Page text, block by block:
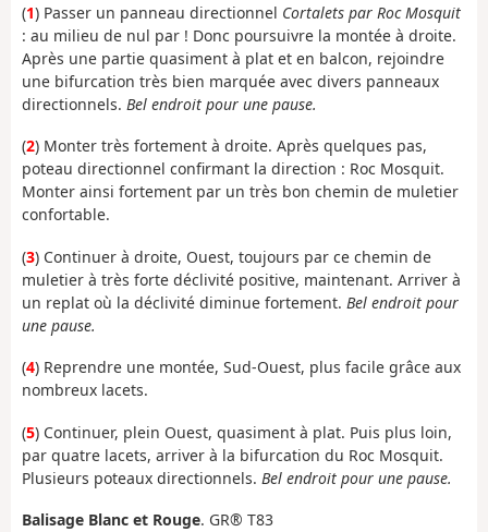
(1) Passer un panneau directionnel Cortalets par Roc Mosquit
: au milieu de nul par ! Donc poursuivre la montée à droite.
Après une partie quasiment à plat et en balcon, rejoindre
une bifurcation très bien marquée avec divers panneaux
directionnels. Bel endroit pour une pause.
(2) Monter très fortement à droite. Après quelques pas,
poteau directionnel confirmant la direction : Roc Mosquit.
Monter ainsi fortement par un très bon chemin de muletier
confortable.
(3) Continuer à droite, Ouest, toujours par ce chemin de
muletier à très forte déclivité positive, maintenant. Arriver à
un replat où la déclivité diminue fortement. Bel endroit pour
une pause.
(4) Reprendre une montée, Sud-Ouest, plus facile grâce aux
nombreux lacets.
(5) Continuer, plein Ouest, quasiment à plat. Puis plus loin,
par quatre lacets, arriver à la bifurcation du Roc Mosquit.
Plusieurs poteaux directionnels. Bel endroit pour une pause.
Balisage Blanc et Rouge. GR® T83